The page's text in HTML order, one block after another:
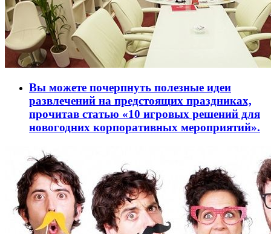
Вы можете почерпнуть полезные идеи
развлечений на предстоящих праздниках,
прочитав статью «10 игровых решений для
новогодних корпоративных мероприятий».